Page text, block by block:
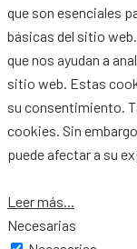
que son esenciales
básicas del sitio
que nos ayudan a
sitio web. Estas
su consentimiento.
cookies. Sin
puede afectar a su
Leer más...
Necesarias